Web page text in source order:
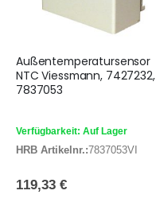
Außentemperatursensor
NTC Viessmann, 7427232,
7837053
Verfügbarkeit: Auf Lager
HRB Artikelnr.:7837053VI
119,33 €